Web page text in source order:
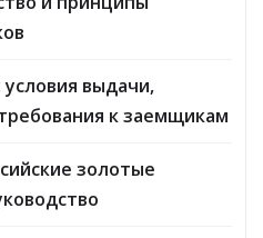
выдачи,
к заемщикам
золотые